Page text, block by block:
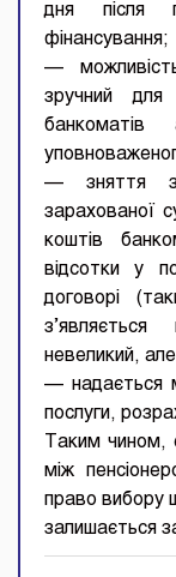
дня після
фінансування;
—
зручний
банкоматів
— зняття з
зарахованої
коштів
відсотки у
договорі
невеликий,
— надається
послуги,
Таким чином,
між
право вибору
залишається